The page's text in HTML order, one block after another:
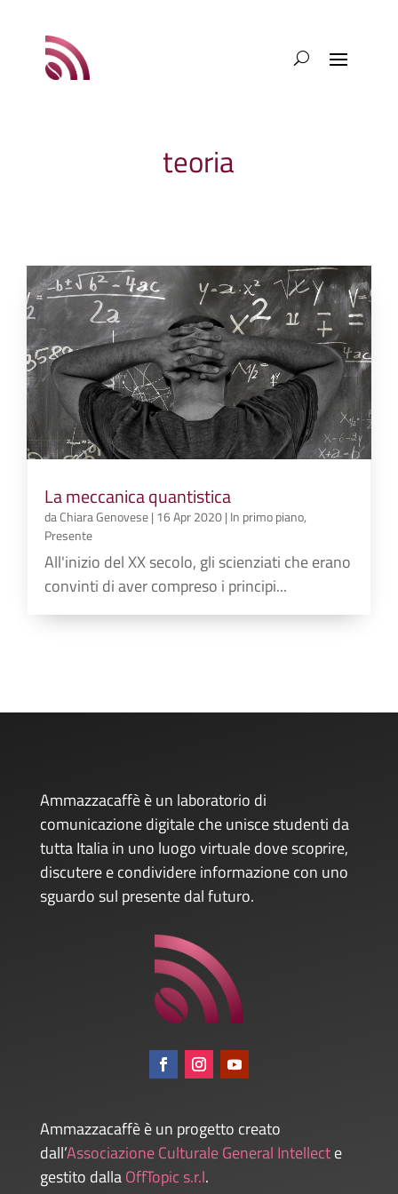
teoria
La meccanica quantistica
daChiara Genovese| 16 Apr 2020| In primo piano,
Presente
All'inizio del XX secolo, gli scienziati che erano
convinti di aver compreso i principi...
Ammazzacaffè è un laboratorio di
comunicazione digitale che unisce studenti da
tutta Italia in uno luogo virtuale dove scoprire,
discutere e condividere informazione con uno
sguardo sul presente dal futuro.
Ammazzacaffè è un progetto creato
dall’Associazione Culturale General Intellecte
gestito dallaOffTopic s.r.l.